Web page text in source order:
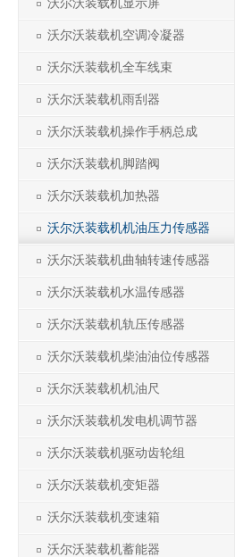
沃尔沃装载机显示屏
沃尔沃装载机空调冷凝器
沃尔沃装载机全车线束
沃尔沃装载机雨刮器
沃尔沃装载机操作手柄总成
沃尔沃装载机脚踏阀
沃尔沃装载机加热器
沃尔沃装载机机油压力传感器
沃尔沃装载机曲轴转速传感器
沃尔沃装载机水温传感器
沃尔沃装载机轨压传感器
沃尔沃装载机柴油油位传感器
沃尔沃装载机机油尺
沃尔沃装载机发电机调节器
沃尔沃装载机驱动齿轮组
沃尔沃装载机变矩器
沃尔沃装载机变速箱
沃尔沃装载机蓄能器